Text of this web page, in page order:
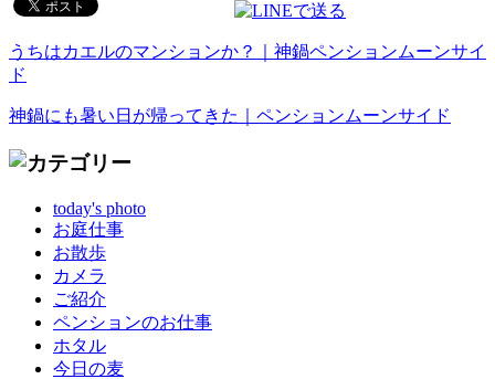
うちはカエルのマンションか？｜神鍋ペンションムーンサイ
ド
神鍋にも暑い日が帰ってきた｜ペンションムーンサイド
today's photo
お庭仕事
お散歩
カメラ
ご紹介
ペンションのお仕事
ホタル
今日の麦